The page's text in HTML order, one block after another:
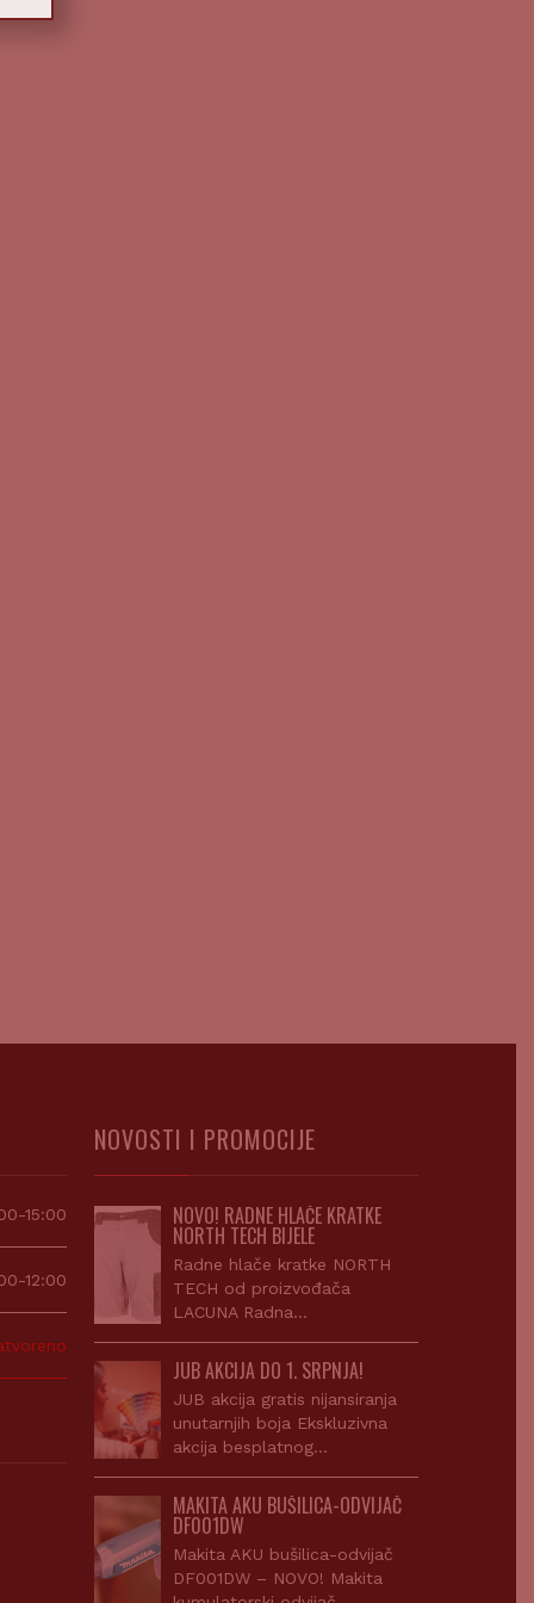
15:00
12:00
NOVOSTI I PROMOCIJE
NOVO! RADNE HLAČE KRATKE
NORTH TECH BIJELE
Radne hlače kratke NORTH
TECH od proizvođača
LACUNA Radna…
JUB AKCIJA DO 1. SRPNJA!
JUB akcija gratis nijansiranja
unutarnjih boja Ekskluzivna
akcija besplatnog…
MAKITA AKU BUŠILICA-ODVIJAČ
DF001DW
Makita AKU bušilica-odvijač
DF001DW – NOVO! Makita